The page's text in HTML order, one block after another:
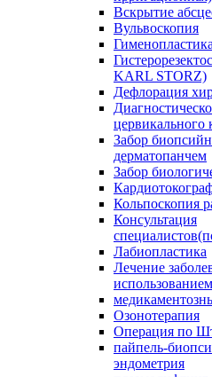
Вскрытие
Вульвоскопия
Гименопластика
KARL STORZ)
Дефлорация
цервикального
Забор
дерматопанчем
Забор
Кольпоскопия
Консультация
Лабиопластика
Лечение
Озонотерапия
Операция по
пайпель-
эндометрия